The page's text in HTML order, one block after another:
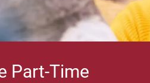
Part-Time